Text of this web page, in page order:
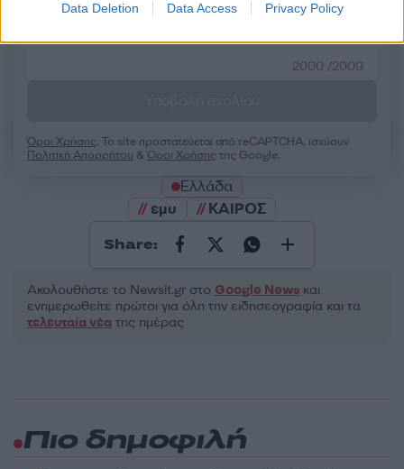
Data Deletion Data Access Privacy Policy
2000 /2000
Όροι Χρήσης. Το site προστατεύεται από reCAPTCHA, ισχύουν
Πολιτική Απορρήτου &Όροι Χρήσης της Google.
Ελλάδα
εμυ
ΚΑΙΡΟΣ
Share:
Ακολουθήστε το Νewsit.gr στο Google News και
ενημερωθείτε πρώτοι για όλη την ειδησεογραφία και τα
τελευταία νέα της ημέρας
Πιο δημοφιλή